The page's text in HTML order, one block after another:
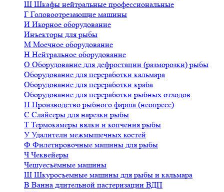
Ш Шкафы нейтральные профессиональные
Г Головоотрезающие машины
И Икорное оборудование
Инъекторы для рыбы
М Моечное оборудование
Н Нейтральное оборудование
О Оборудование для дефростации (разморозки) рыбы
Оборудование для переработки кальмара
Оборудование для переработки краба
Оборудование для переработки рыбных отходов
П Производство рыбного фарша (неопресс)
С Слайсеры для нарезки рыбы
Т Термокамеры вялки и копчения рыбы
У Удалители межмышечных костей
Ф Филетировочные машины для рыбы
ЧЧеквейеры
Чешуесъёмные машины
Ш Шкуросъемные машины для рыбы и кальмара
В Ванна длительной пастеризации ВДП